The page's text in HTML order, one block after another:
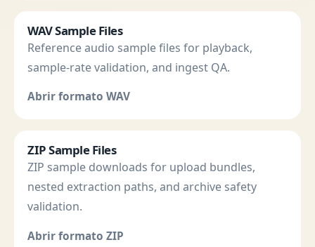
WAV Sample Files
Reference audio sample files for playback,
sample-rate validation, and ingest QA.
Abrir formato WAV
ZIP Sample Files
ZIP sample downloads for upload bundles,
nested extraction paths, and archive safety
validation.
Abrir formato ZIP